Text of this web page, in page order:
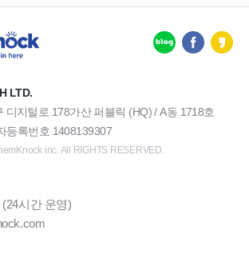
LTD.
디지털로 178가산 퍼블릭 (HQ) / A동 1718호
등록번호 1408139307
inc. All RIGHTS RESERVED.
(24시간 운영)